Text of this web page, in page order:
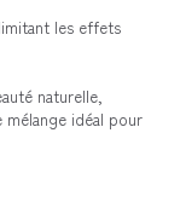
les effets
naturelle,
mélange idéal pour